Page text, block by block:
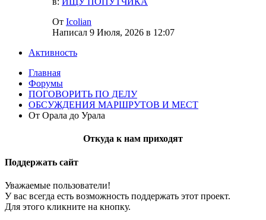
От Icolian
Написал 9 Июля, 2026 в 12:07
Активность
Главная
Форумы
ПОГОВОРИТЬ ПО ДЕЛУ
ОБСУЖДЕНИЯ МАРШРУТОВ И МЕСТ
От Орала до Урала
Откуда к нам приходят
Поддержать сайт
Уважаемые пользователи!
У вас всегда есть возможность поддержать этот проект.
Для этого кликните на кнопку.